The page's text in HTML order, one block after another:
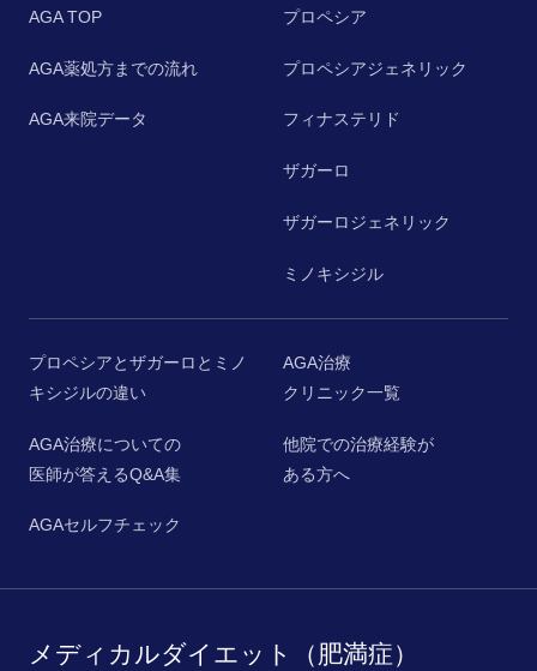
AGA TOP
AGA薬処方までの流れ
AGA来院データ
プロペシア
プロペシアジェネリック
フィナステリド
ザガーロ
ザガーロジェネリック
ミノキシジル
プロペシアとザガーロとミノ
キシジルの違い
AGA治療についての
医師が答えるQ&A集
AGAセルフチェック
AGA治療
クリニック一覧
他院での治療経験が
ある方へ
メディカルダイエット（肥満症）